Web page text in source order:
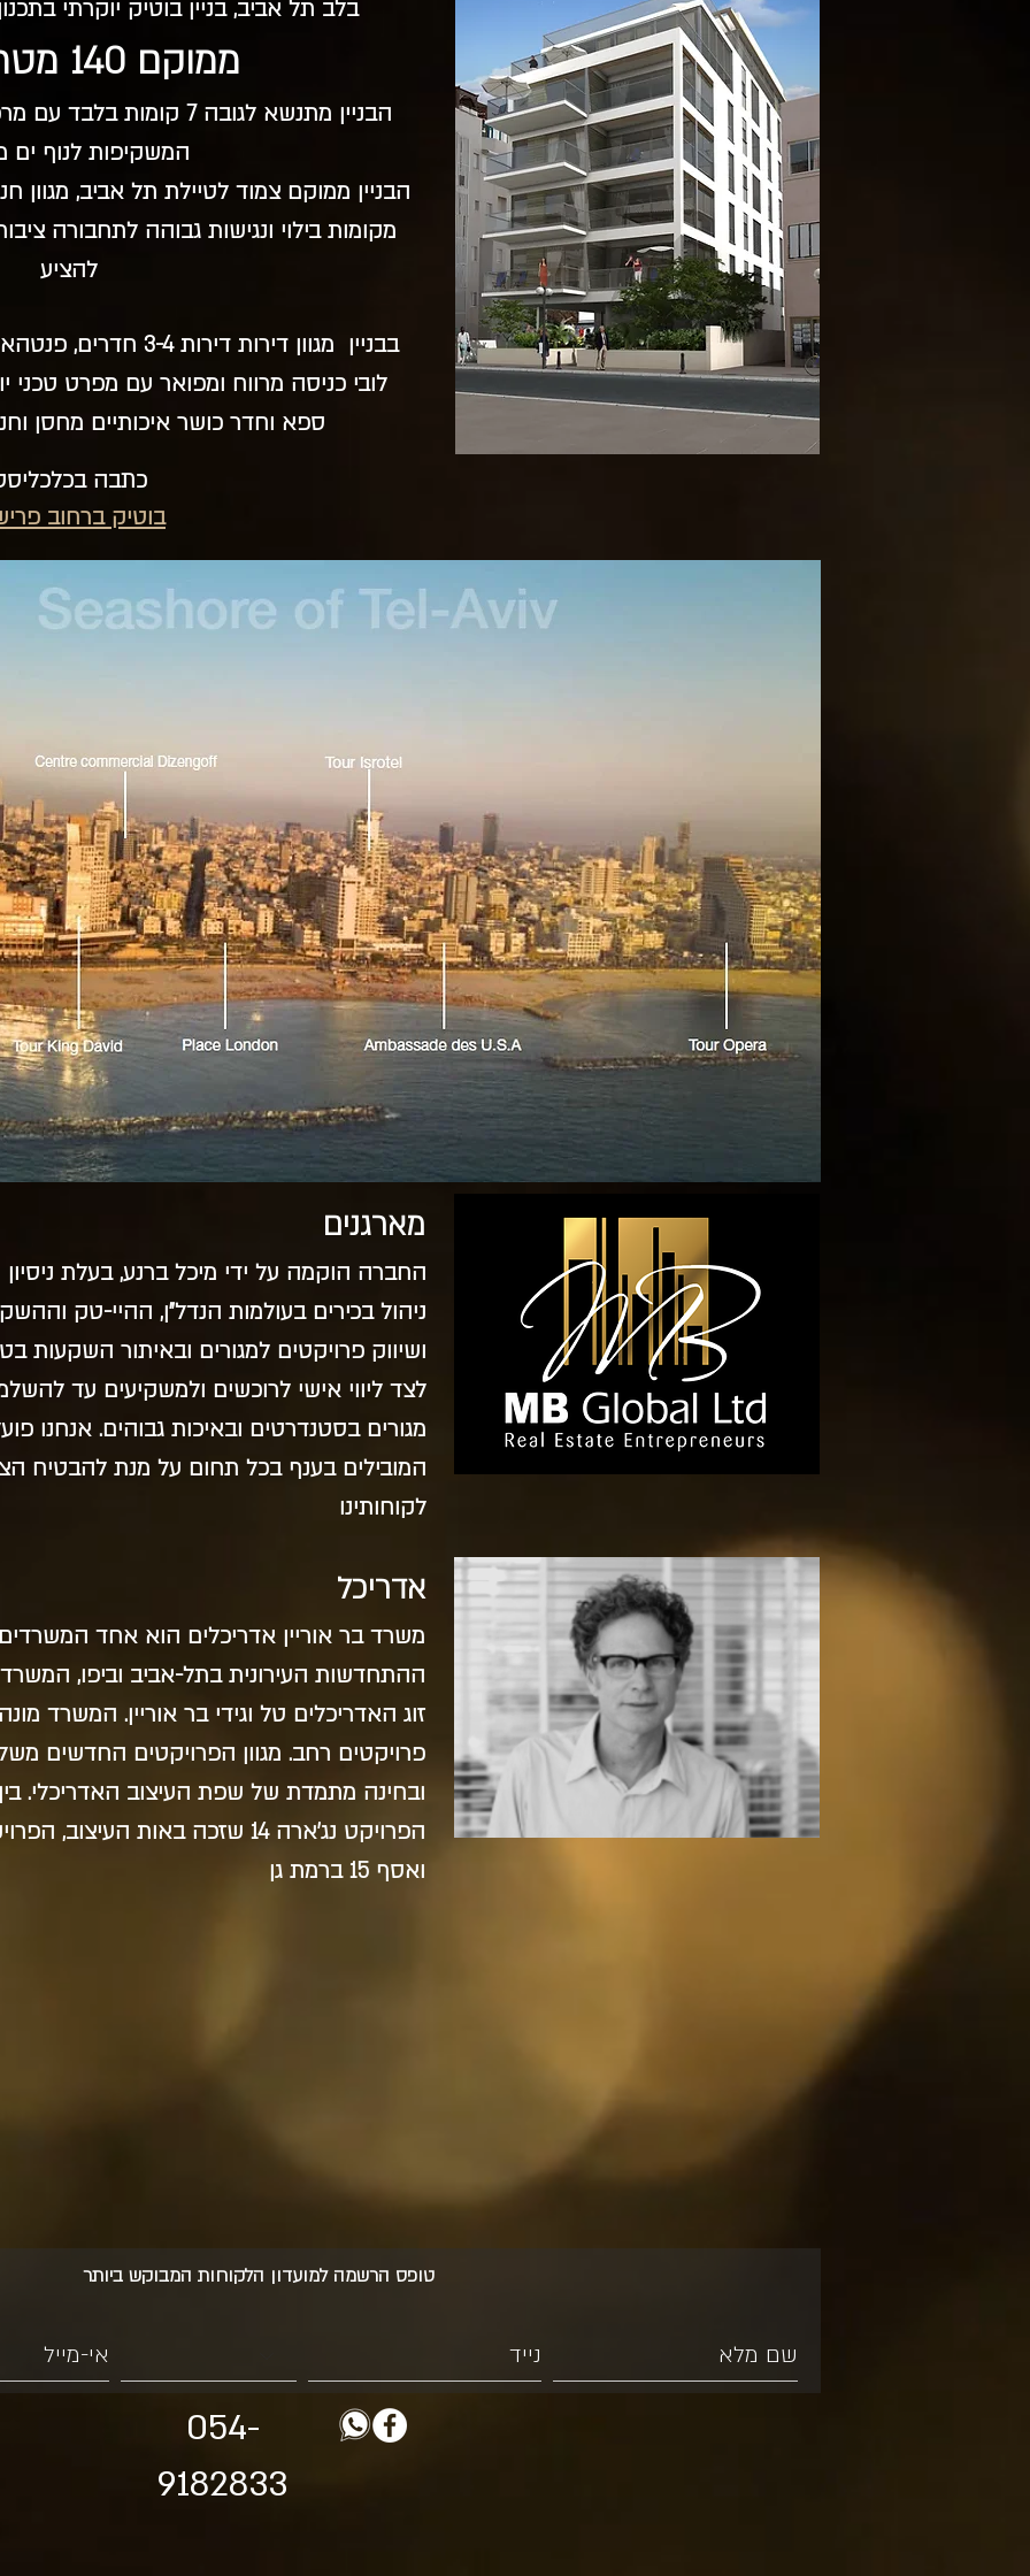
בלב תל אביב, בניין בוטיק יוקרתי
ממוקם 140 מטר מהים
הבניין מתנשא לגובה 7
המשקיפות לנוף ים
הבניין ממוקם צמוד לטיילת תל אביב, מגוון
מקומות בילוי ונגישות גבוהה לתחבורה
להציע
בבניין מגוון דירות דירות 3-4 חדרים, פנטהאוזים יוקרתיים ודירת גן שקטה
לובי כניסה מרווח ומפואר עם מפרט טכני
ספא וחדר כושר איכותיים מחסן
כתבה
בוטיק ברחוב
מארגנים
ניהול בכירים בעולמות הנדל"ן, ההיי-טק
ושיווק פרויקטים למגורים ובאיתור השקעות
לצד ליווי אישי לרוכשים ולמשקיעים עד
מגורים בסטנדרטים ובאיכות גבוהים. אנחנו
המובילים בענף בכל תחום על מנת להבטיח
לקוחותינו
אדריכל
משרד בר אוריין אדריכלים הוא אחד
פרויקטים רחב. מגוון הפרויקטים החדשים
ובחינה מתמדת של שפת העיצוב האדריכלי.
ואסף 15 ברמת גן
טופס הרשמה למועדון הלקוחות המבוקש ביותר
054-
9182833